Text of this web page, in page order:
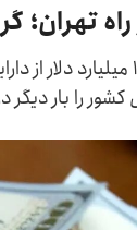
خبر احتمال آزادسازی
را بار